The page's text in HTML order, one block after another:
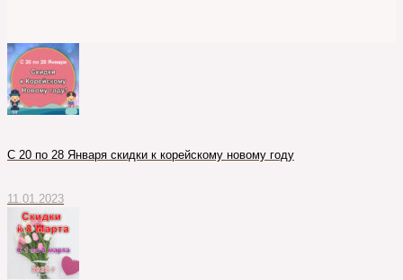
С 20 по 28 Января скидки к корейскому новому году
11.01.2023